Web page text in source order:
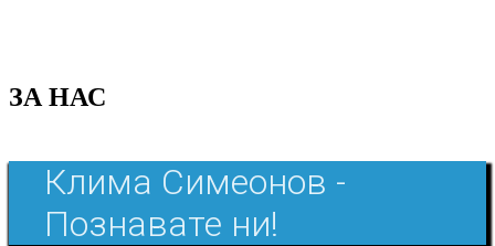
ЗА НАС
Клима Симеонов -
Познавате ни!